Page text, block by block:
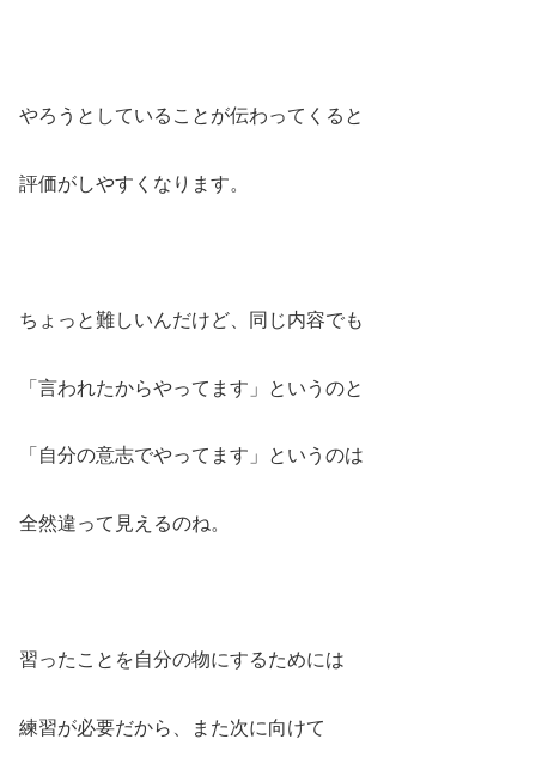
やろうとしていることが伝わってくると
評価がしやすくなります。
ちょっと難しいんだけど、同じ内容でも
「言われたからやってます」というのと
「自分の意志でやってます」というのは
全然違って見えるのね。
習ったことを自分の物にするためには
練習が必要だから、また次に向けて